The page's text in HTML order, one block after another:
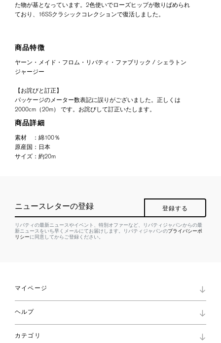
た物が基となっています。2色使いでローズヒップが散りばめられ
ており、16SSクラシックコレクションで復活しました。
商品特徴
ヤーン・メイド・フロム・リバティ・ファブリック / シェラトン
ジャージー
【お詫びと訂正】
パッケージのメーター数表記に誤りがございました。正しくは
2000cm（20m） です。お詫びして訂正いたします。
商品詳細
素材 ： 綿100％
原産国 ： 日本
サイズ ： 約20m
ニュースレターの登録 登録する
リバティの最新ニュースやイベント、特別オファーなど、リバティジャパンからの最
新ニュースをいち早くメールにてお届けします。リバティジャパンのプライバシーポ
リシーに同意してからご登録ください。
マイページ
ロイヤリティプログラム
パスワード再設定
ショッピングバッグ
ヘルプ
お問い合わせ
カテゴリ